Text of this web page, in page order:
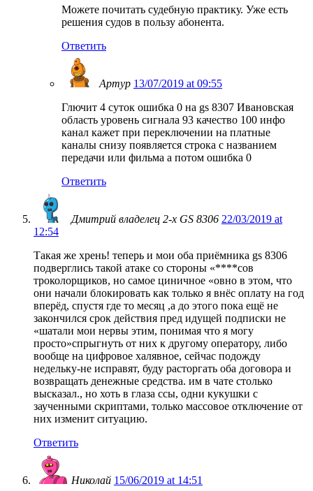
Можете почитать судебную практику. Уже есть
решения судов в пользу абонента.
Ответить
Артур 13/07/2019 at 09:55
Глючит 4 суток ошибка 0 на gs 8307 Ивановская
область уровень сигнала 93 качество 100 инфо
канал кажет при переключении на платные
каналы снизу появляется строка с названием
передачи или фильма а потом ошибка 0
Ответить
Дмитрий владелец 2-х GS 8306 22/03/2019 at
12:54
Такая же хрень! теперь и мои оба приёмника gs 8306
подверглись такой атаке со стороны «****сов
троколорщиков, но самое циничное «овно в этом, что
они начали блокировать как только я внёс оплату на год
вперёд, спустя где то месяц ,а до этого пока ещё не
закончился срок действия пред идущей подписки не
«шатали мои нервы этим, понимая что я могу
просто»спрыгнуть от них к другому оператору, либо
вообще на цифровое халявное, сейчас подожду
недельку-не исправят, буду расторгать оба договора и
возвращать денежные средства. им в чате столько
высказал., но хоть в глаза ссы, одни кукушки с
заученными скриптами, только массовое отключение от
них изменит ситуацию.
Ответить
Николай 15/06/2019 at 14:51